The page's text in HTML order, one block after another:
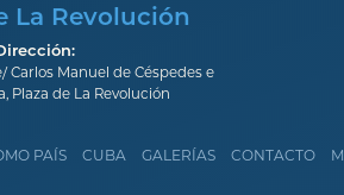
La Revolución
Carlos Manuel de Céspedes e
Plaza de La Revolución
PAÍS CUBA GALERÍAS CONTACTO